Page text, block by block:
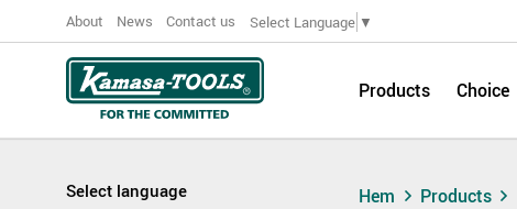
About News Contact us Select Language ▼
Products Choice
Select language Hem Products